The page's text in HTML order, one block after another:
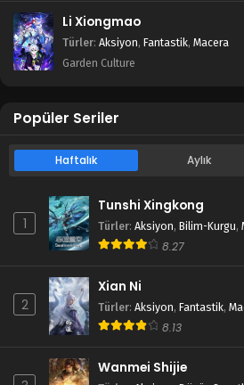
Li Xiongmao
Türler: Aksiyon, Fantastik, Macera
Garden Culture
Popüler Seriler
Haftalık Aylık
1
Tunshi Xingkong
Türler: Aksiyon, Bilim-Kurgu,
8.27
2
Xian Ni
Türler: Aksiyon, Fantastik,
8.13
Wanmei Shijie